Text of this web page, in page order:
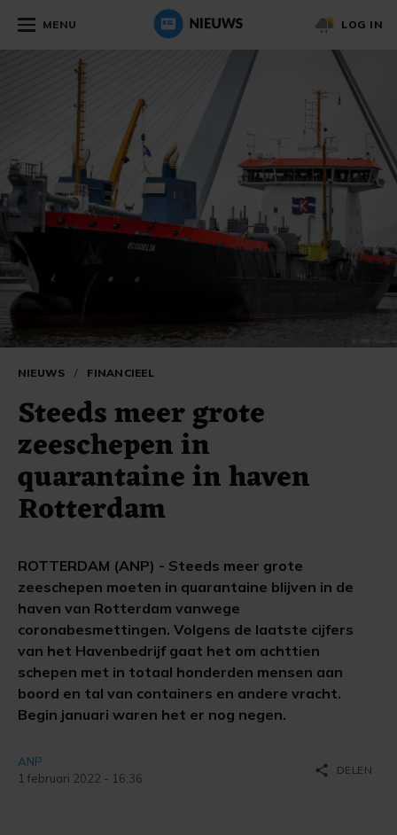
MENU LOG IN
NIEUWS / FINANCIEEL
Steeds meer grote
zeeschepen in
quarantaine in haven
Rotterdam
ROTTERDAM (ANP) - Steeds meer grote
zeeschepen moeten in quarantaine blijven in de
haven van Rotterdam vanwege
coronabesmettingen. Volgens de laatste cijfers
van het Havenbedrijf gaat het om achttien
schepen met in totaal honderden mensen aan
boord en tal van containers en andere vracht.
Begin januari waren het er nog negen.
ANP
1 februari 2022 - 16:36
share DELEN